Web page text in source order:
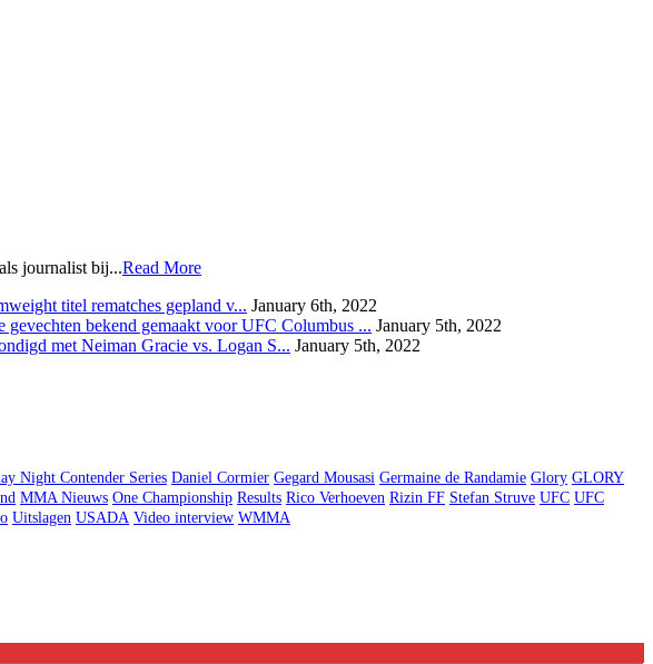
journalist bij...Read More
titel rematches gepland v... January 6th, 2022
gevechten bekend gemaakt voor UFC Columbus ... January 5th, 2022
met Neiman Gracie vs. Logan S... January 5th, 2022
Night Contender Series Daniel Cormier Gegard Mousasi Germaine de Randamie Glory GLORY
MMA Nieuws One Championship Results Rico Verhoeven Rizin FF Stefan Struve UFC UFC
Uitslagen USADA Video interview WMMA